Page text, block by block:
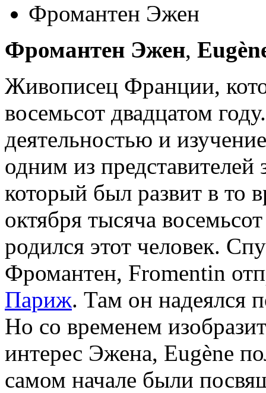
Фромантен Эжен
Фромантен Эжен,
Живописец Франции,
восемьсот двадцатом
деятельностью и
одним из представителей
который был развит в то
октября тысяча
родился этот человек.
Фромантен, Fromentin
Париж. Там он надеялся
Но со временем
интерес Эжена, Eugène
самом начале были